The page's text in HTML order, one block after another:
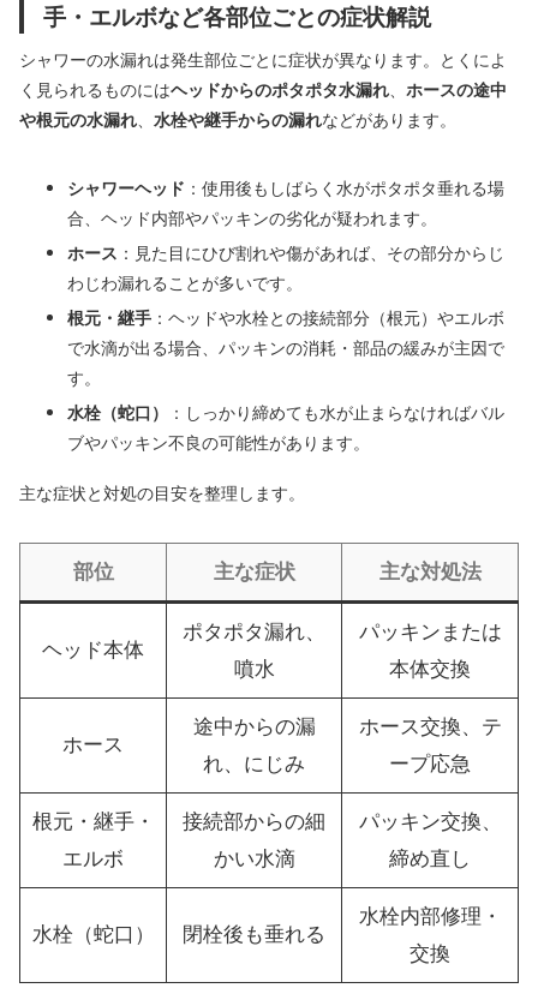
手・エルボなど各部位ごとの症状解説
シャワーの水漏れは発生部位ごとに症状が異なります。とくによ
く見られるものにはヘッドからのポタポタ水漏れ
ホースの途中
や根元の水漏れ
水栓や継手からの漏れなどがあります。
シャワーヘッド ：使用後もしばらく水がポタポタ垂れる場
合、ヘッド内部やパッキンの劣化が疑われます。
ホース ：見た目にひび割れや傷があれば、その部分からじ
わじわ漏れることが多いです。
根元・継手 ：ヘッドや水栓との接続部分（根元）やエルボ
で水滴が出る場合、パッキンの消耗・部品の緩みが主因で
す。
水栓（蛇口）
：しっかり締めても水が止まらなければバル
ブやパッキン不良の可能性があります。
主な症状と対処の目安を整理します。
部位 主な症状 主な対処法
ヘッド本体
ポタポタ漏れ、
噴水
パッキンまたは
本体交換
ホース
途中からの漏
れ、にじみ
ホース交換、テ
ープ応急
根元・継手・
エルボ
接続部からの細
かい水滴
パッキン交換、
締め直し
水栓（蛇口） 閉栓後も垂れる
水栓内部修理・
交換